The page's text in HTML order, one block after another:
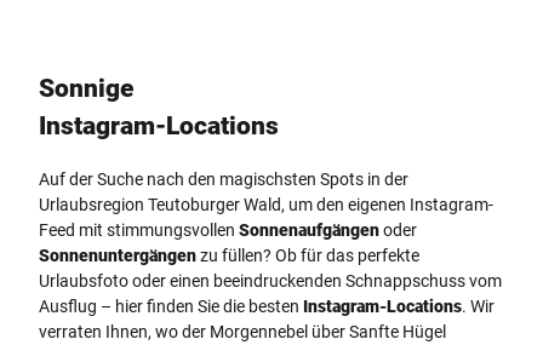
Sonnige
Instagram-Locations
Auf der Suche nach den magischsten Spots in der
Urlaubsregion Teutoburger Wald, um den eigenen Instagram-
Feed mit stimmungsvollen Sonnenaufgängenoder
Sonnenuntergängenzu füllen? Ob für das perfekte
Urlaubsfoto oder einen beeindruckenden Schnappschuss vom
Ausflug – hier finden Sie die besten Instagram-Locations. Wir
verraten Ihnen, wo der Morgennebel über Sanfte Hügel